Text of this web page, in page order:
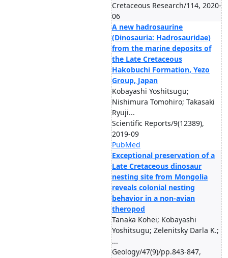
Cretaceous Research/114, 2020-
06
A new hadrosaurine
(Dinosauria: Hadrosauridae)
from the marine deposits of
the Late Cretaceous
Hakobuchi Formation, Yezo
Group, Japan
Kobayashi Yoshitsugu;
Nishimura Tomohiro; Takasaki
Ryuji...
Scientific Reports/9(12389),
2019-09
PubMed
Exceptional preservation of a
Late Cretaceous dinosaur
nesting site from Mongolia
reveals colonial nesting
behavior in a non-avian
theropod
Tanaka Kohei; Kobayashi
Yoshitsugu; Zelenitsky Darla K.;
...
Geology/47(9)/pp.843-847,